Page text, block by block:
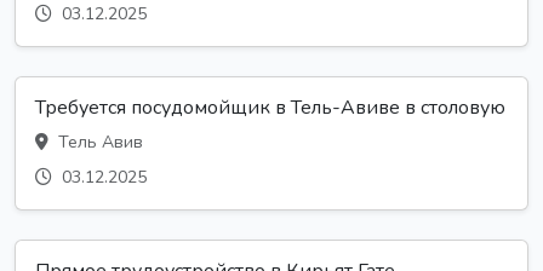
03.12.2025
Требуется посудомойщик в Тель-Авиве в столовую
Тель Авив
03.12.2025